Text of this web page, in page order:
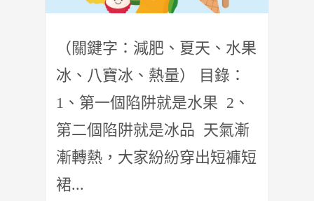
（關鍵字：減肥、夏天、水果
冰、八寶冰、熱量） 目錄：
1、第一個陷阱就是水果 2、
第二個陷阱就是冰品 天氣漸
漸轉熱，大家紛紛穿出短褲短
裙...